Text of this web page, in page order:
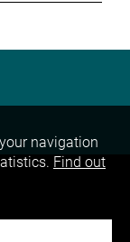
navigation
Find out